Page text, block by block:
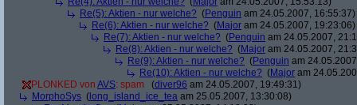
Re(5): Aktien - nur welche? (Penguin am 24.05.2007, 16:55:37)
Re(6): Aktien - nur welche? (Major am 24.05.2007, 19:23:06)
Re(7): Aktien - nur welche? (Penguin am 24.05.2007,
Re(8): Aktien - nur welche? (Major am 24.05.2007,
Re(9): Aktien - nur welche? (Penguin am
Re(10): Aktien - nur welche? (Major am
PLONKED von AVS: spam (diver96 am 24.05.2007, 19:49:31)
MorphoSys ( long_island_ice_tea am 25.05.2007, 13:30:08)